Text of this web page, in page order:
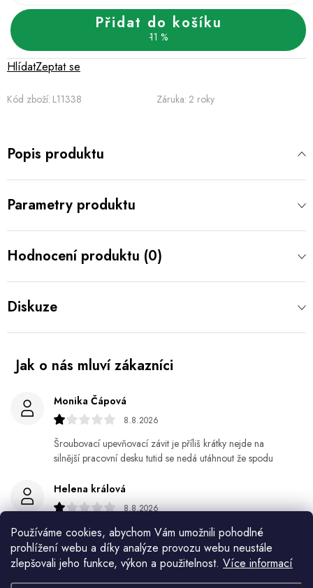
Používáme cookies, abychom Vám umožnili pohodlné
prohlížení webu a díky analýze provozu webu neustále
zlepšovali jeho funkce, výkon a použitelnost. Více informací
Přidat do košíku
11 %
Kód zboží: L11338 Záruka: 2 roky
Zeptat se
Hlídat
Popis produktu
Parametry produktu
Hodnocení produktu (0)
Diskuze
Monika Čápová
8.8.2026
Šroubovací upevňovací závit je příliš krátky nejde na
silnější pracovní desku tutid se nedá utáhnout že spodu
Helena králová
8.8.2026
Objednala jsem si kvetinace a jede n byl praskly dole a
kdyz jsem napsala jak to budem resit tak zadna odpoved